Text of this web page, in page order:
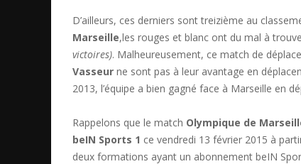
D’ailleurs, ces derniers sont treizième au
Marseille,les rouges et blanc ont du mal à
victoires). Malheureusement, ce match de
Vasseur ne sont pas à leur avantage en
2013, l’équipe a bien gagné face à Marseille en
Rappelons que le match Olympique de
beIN Sports 1 ce vendredi 13 février 2015 à
deux formations ayant un abonnement beIN